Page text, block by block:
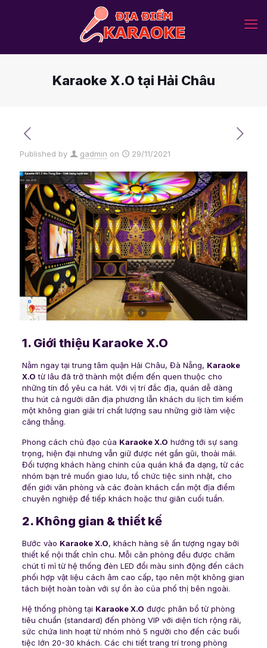
Karaoke X.O tại Hải Châu
Published by gadmin on 29/11/2021
1. Giới thiệu Karaoke X.O
Nằm ngay tại trung tâm quận Hải Châu, Đà Nẵng, Karaoke
X.O từ lâu đã trở thành một điểm đến quen thuộc cho
những tín đồ yêu ca hát. Với vị trí đắc địa, quán dễ dàng
thu hút cả người dân địa phương lẫn khách du lịch tìm kiếm
một không gian giải trí chất lượng sau những giờ làm việc
căng thẳng.
Phong cách chủ đạo của Karaoke X.O hướng tới sự sang
trọng, hiện đại nhưng vẫn giữ được nét gần gũi, thoải mái.
Đối tượng khách hàng chính của quán khá đa dạng, từ các
nhóm bạn trẻ muốn giao lưu, tổ chức tiệc sinh nhật, cho
đến giới văn phòng và các đoàn khách cần một địa điểm
chuyên nghiệp để tiếp khách hoặc thư giãn cuối tuần.
2. Không gian & thiết kế
Bước vào Karaoke X.O, khách hàng sẽ ấn tượng ngay bởi
thiết kế nội thất chỉn chu. Mỗi căn phòng đều được chăm
chút tỉ mỉ từ hệ thống đèn LED đổi màu sinh động đến cách
phối hợp vật liệu cách âm cao cấp, tạo nên một không gian
tách biệt hoàn toàn với sự ồn ào của phố thị bên ngoài.
Hệ thống phòng tại Karaoke X.O được phân bổ từ phòng
tiêu chuẩn (standard) đến phòng VIP với diện tích rộng rãi,
sức chứa linh hoạt từ nhóm nhỏ 5 người cho đến các buổi
tiệc lớn 20-30 khách. Các chi tiết trang trí trong phòng